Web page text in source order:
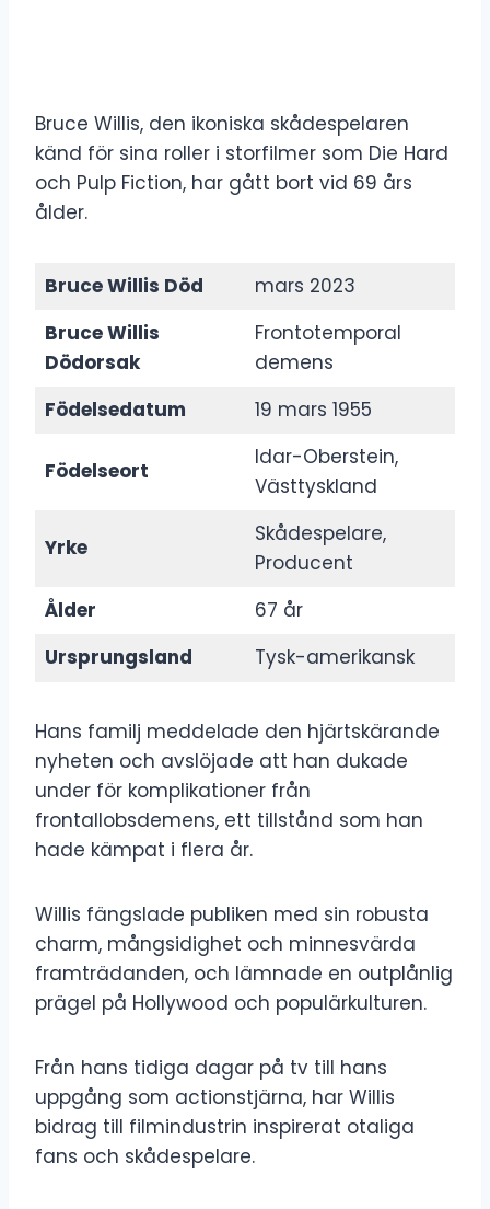
Bruce Willis, den ikoniska skådespelaren
känd för sina roller i storfilmer som Die Hard
och Pulp Fiction, har gått bort vid 69 års
ålder.
Bruce Willis Död
mars 2023
Bruce Willis
Dödorsak
Frontotemporal
demens
Födelsedatum
19 mars 1955
Födelseort
Idar-Oberstein,
Västtyskland
Yrke
Skådespelare,
Producent
Ålder
67 år
Ursprungsland
Tysk-amerikansk
Hans familj meddelade den hjärtskärande
nyheten och avslöjade att han dukade
under för komplikationer från
frontallobsdemens, ett tillstånd som han
hade kämpat i flera år.
Willis fängslade publiken med sin robusta
charm, mångsidighet och minnesvärda
framträdanden, och lämnade en outplånlig
prägel på Hollywood och populärkulturen.
Från hans tidiga dagar på tv till hans
uppgång som actionstjärna, har Willis
bidrag till filmindustrin inspirerat otaliga
fans och skådespelare.